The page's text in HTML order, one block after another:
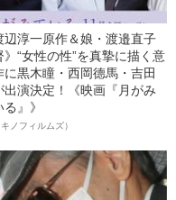
辺淳一原作＆娘・渡邉直子
》“女性の性”を真摯に描く意
に黒木瞳・西岡德馬・吉田
出演決定！《映画『月がみ
』》
ノフィルムズ）